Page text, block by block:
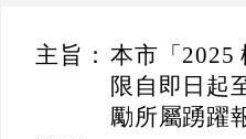
主旨： 本市「2025
限自即日起
勵所屬踴躍